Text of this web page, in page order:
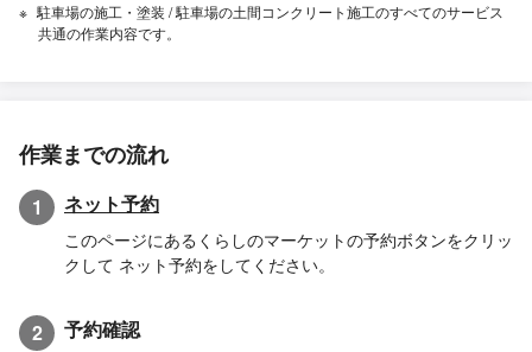
駐車場の施工・塗装 / 駐車場の土間コンクリート施工のすべてのサービス
共通の作業内容です。
作業までの流れ
1 ネット予約
このページにあるくらしのマーケットの予約ボタンをクリッ
クして ネット予約をしてください。
2 予約確認